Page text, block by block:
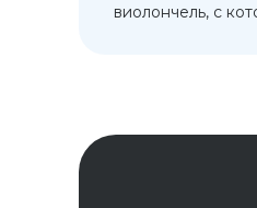
виолончель, с